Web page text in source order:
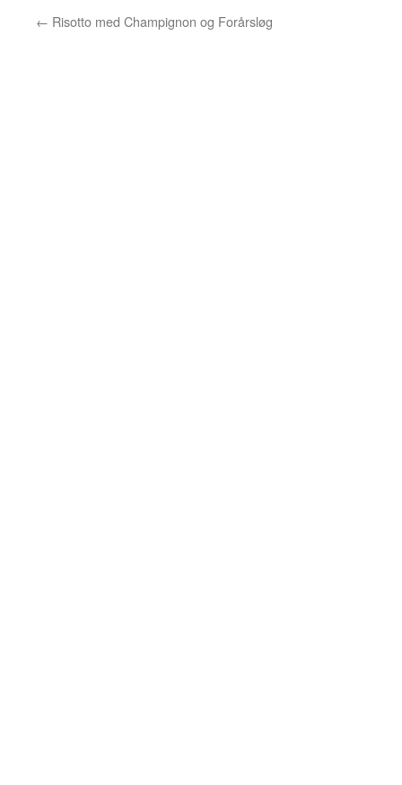
← Risotto med Champignon og Forårsløg